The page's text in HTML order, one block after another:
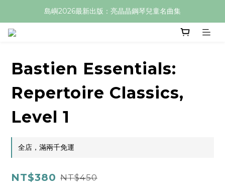
島嶼2026最新出版：亮晶晶鋼琴兒童名曲集
Bastien Essentials:
Repertoire Classics,
Level 1
全店，滿兩千免運
NT$380 NT$450